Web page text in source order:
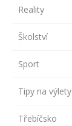
Reality
Školství
Sport
Tipy na výlety
Třebíčsko